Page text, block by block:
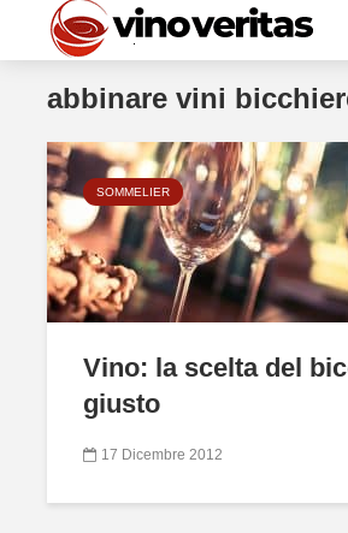
abbinare vini
SOMMELIER
Vino: la scelta del
giusto
17 Dicembre 2012